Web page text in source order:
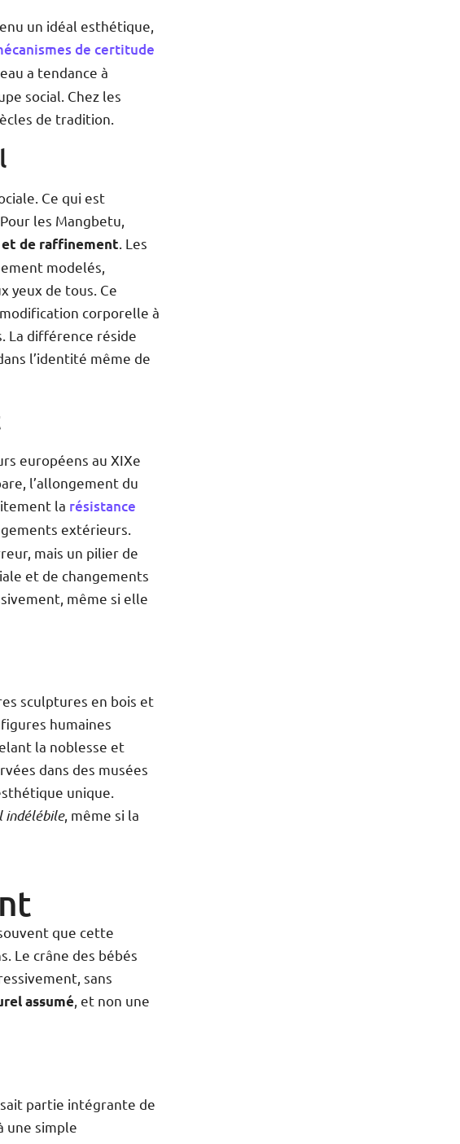
un idéal esthétique,
de certitude
a tendance à
social. Chez les
de tradition.
Ce qui est
les Mangbetu,
de raffinement . Les
modelés,
yeux de tous. Ce
corporelle à
La différence réside
l’identité même de
européens au XIXe
l’allongement du
la résistance
extérieurs.
mais un pilier de
et de changements
même si elle
sculptures en bois et
humaines
la noblesse et
dans des musées
unique.
indélébile, même si la
que cette
Le crâne des bébés
sans
assumé , et non une
partie intégrante de
une simple